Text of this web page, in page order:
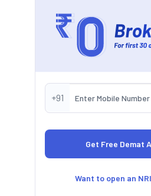
+91
Want to open an